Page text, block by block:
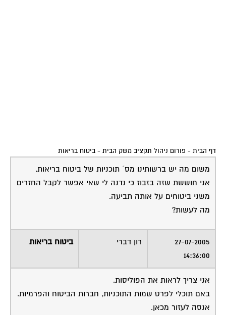
משום מה יש ברשותינו מס´ תוכניות של ביטוח בריאות.
אני חוששת שזה בזבוז כי נדנה לי שאי אפשר לקבל החזרים
משני ביטוחים על אותה תביעה.
מה לעשות?
27-07-2005
14:36:00
רון דברי ביטוח בריאות
אני צריך לראות את הפוליסות.
באם תוכלי לפרט שמות התוכניות, חברות הביטוח והפרמיות.
אנסה לעזור מכאן.
בברכה